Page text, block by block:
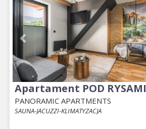
Apartament POD RYSAMI
PANORAMIC APARTMENTS
SAUNA-JACUZZI-KLIMATYZACJA